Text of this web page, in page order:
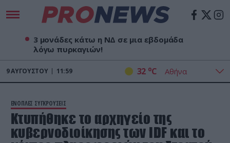
3 μονάδες κάτω η ΝΔ σε μια εβδομάδα
λόγω πυρκαγιών!
9ΑΥΓΟΎΣΤΟΥ 11:59 32 oC
ΕΝΟΠΛΕΣ ΣΥΓΚΡΟΥΣΕΙΣ
Κτυπήθηκε το αρχηγείο της
κυβερνοδιοίκησης των IDF και το